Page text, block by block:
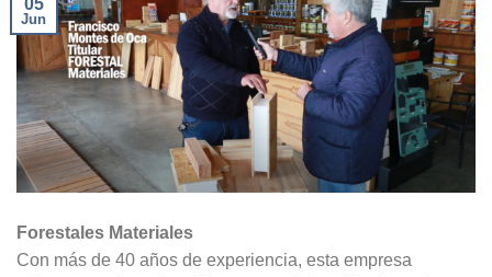
Jun
Forestales Materiales
Con más de 40 años de experiencia, esta empresa